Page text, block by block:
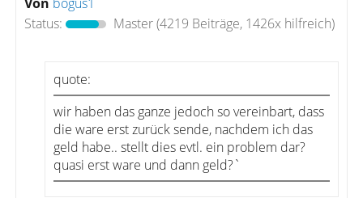
Status:
Master(4219 Beiträge, 1426x hilfreich)
quote:
wir haben das ganze jedoch so vereinbart, dass
die ware erst zurück sende, nachdem ich das
geld habe.. stellt dies evtl. ein problem dar?
quasi erst ware und dann geld?`